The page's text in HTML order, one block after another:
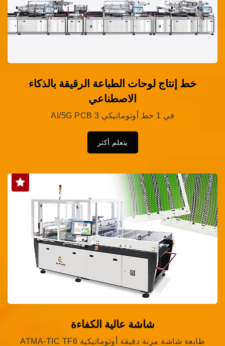
خط إنتاج لوحات الطباعة الرقيقة بالذكاء
الاصطناعي
AI/5G PCB 3 في 1 خط أوتوماتيكي
يتعلم أكثر
شاشة عالية الكفاءة
ATMA-TIC TF6 طابعة شاشة مرنة دقيقة أوتوماتيكية